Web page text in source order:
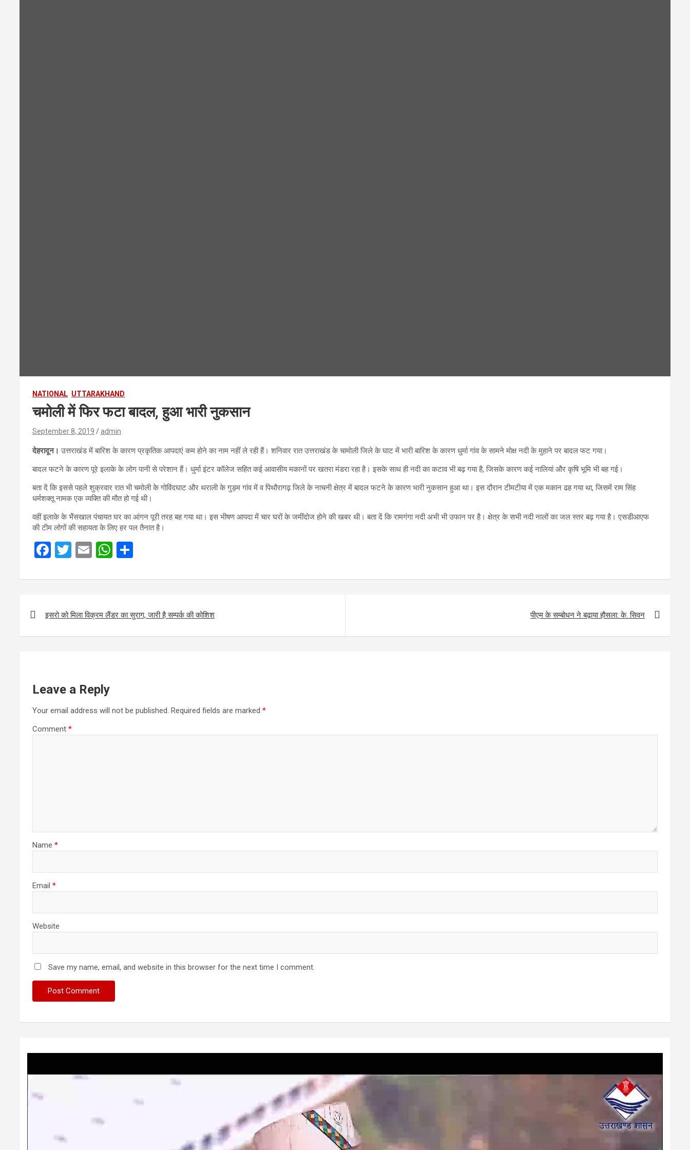
NATIONAL UTTARAKHAND
चमोली में फिर फटा बादल, हुआ भारी नुकसान
September 8, 2019 admin
देहरादून। उत्तराखंड में बारिश के कारण प्रकृतिक आपदाएं कम होने का नाम नहीं ले रही हैं। शनिवार रात उत्तराखंड के चामोली जिले के घाट में भारी बारिश के कारण धुर्मा गांव के सामने मोक्ष नदी के मुहाने पर बादल फट गया।
बादल फटने के कारण पूरे इलाके के लोग पानी से परेशान हैं। धुर्मा इंटर कॉलेज सहित कई आवासीय मकानों पर खतरा मंडरा रहा है। इसके साथ ही नदी का कटाव भी बढ़ गया है, जिसके कारण कई नालियां और कृषि भूमि भी बह गई।
बता दें कि इससे पहले शुक्रवार रात भी चमोली के गोविंदघाट और थराली के गुड़म गांव में व पिथौरागढ़ जिले के नाचनी क्षेत्र में बादल फटने के कारण भारी नुकसान हुआ था। इस दौरान टीमटीया में एक मकान ढह गया था, जिसमें राम सिंह
धर्मशक्तू नामक एक व्यक्ति की मौत हो गई थी।
वहीं इलाके के भैंसखाल पंचायत घर का आंगन पूरी तरह बह गया था। इस भीषण आपदा में चार घरों के जमींदोज होने की खबर थी। बता दें कि रामगंगा नदी अभी भी उफान पर है। क्षेत्र के सभी नदी नालों का जल स्तर बढ़ गया है। एसडीआएफ
की टीम लोगों की सहायता के लिए हर पल तैनात है।
F
ce
o
o
T
tt
E
ail
W
at
A
p
ar
navigation
इसरो को मिला विक्रम लैंडर का सुराग, जारी है सम्पर्क की कोशिश पीएम के सम्बोधन ने बढ़ाया हौसला: के. सिवन
Leave a Reply
Your email address will not be published. Required fields are marked *
Comment *
Name *
Email *
Website
Save my name, email, and website in this browser for the next time I comment.